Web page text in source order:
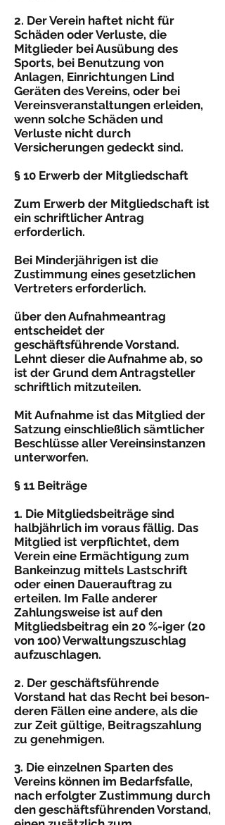
2. Der Verein haftet nicht für
Schäden oder Verluste, die
Mitglieder bei Ausübung des
Sports, bei Benutzung von
Anlagen, Einrichtungen Lind
Geräten des Vereins, oder bei
Vereinsveranstaltungen erleiden,
wenn solche Schäden und
Verluste nicht durch
Versicherungen gedeckt sind.
§ 10 Erwerb der Mitgliedschaft
Zum Erwerb der Mitgliedschaft ist
ein schriftlicher Antrag
erforderlich.
Bei Minderjährigen ist die
Zustimmung eines gesetzlichen
Vertreters erforderlich.
über den Aufnahmeantrag
entscheidet der
geschäftsführende Vorstand.
Lehnt dieser die Aufnahme ab, so
ist der Grund dem Antragsteller
schriftlich mitzuteilen.
Mit Aufnahme ist das Mitglied der
Satzung einschließlich sämtlicher
Beschlüsse aller Vereinsinstanzen
unterworfen.
§ 11 Beiträge
1. Die Mitgliedsbeiträge sind
halbjährlich im voraus fällig. Das
Mitglied ist verpflichtet, dem
Verein eine Ermächtigung zum
Bankeinzug mittels Lastschrift
oder einen Dauerauftrag zu
erteilen. Im Falle anderer
Zahlungsweise ist auf den
Mitgliedsbeitrag ein 20 %-iger (20
von 100) Verwaltungszuschlag
aufzuschlagen.
2. Der geschäftsführende
Vorstand hat das Recht bei beson­
deren Fällen eine andere, als die
zur Zeit gültige, Bei­tragszahlung
zu genehmigen.
3. Die einzelnen Sparten des
Vereins können im Bedarfsfalle,
nach erfolgter Zustimmung durch
den geschäftsführenden Vorstand,